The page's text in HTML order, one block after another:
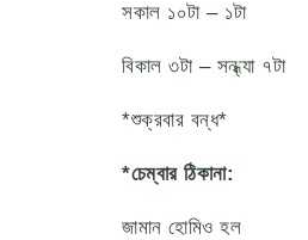
সকাল ১০টা – ১টা
বিকাল ৩টা – সন্ধ্যা ৭টা
*শুক্রবার বন্ধ*
*চেম্বার ঠিকানা:
জামান হোমিও হল